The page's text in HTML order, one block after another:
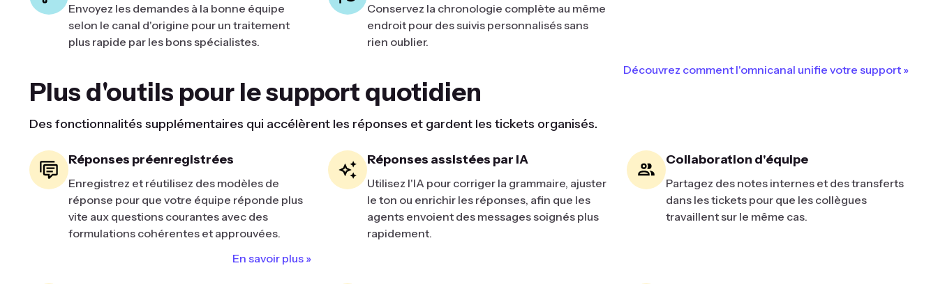
Envoyez les demandes à la bonne équipe
selon le canal d'origine pour un traitement
plus rapide par les bons spécialistes.
Conservez la chronologie complète au même
endroit pour des suivis personnalisés sans
rien oublier.
Découvrez comment l'omnicanal unifie votre support »
Plus d'outils pour le support quotidien
Des fonctionnalités supplémentaires qui accélèrent les réponses et gardent les tickets organisés.
Réponses préenregistrées
Enregistrez et réutilisez des modèles de
réponse pour que votre équipe réponde plus
vite aux questions courantes avec des
formulations cohérentes et approuvées.
En savoir plus »
Réponses assistées par IA
Utilisez l'IA pour corriger la grammaire, ajuster
le ton ou enrichir les réponses, afin que les
agents envoient des messages soignés plus
rapidement.
Collaboration d'équipe
Partagez des notes internes et des transferts
dans les tickets pour que les collègues
travaillent sur le même cas.